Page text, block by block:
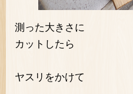
測った大きさに
カットしたら
ヤスリをかけて